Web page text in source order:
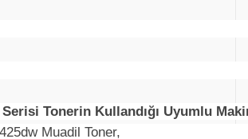
Tonerin Kullandığı Uyumlu
Muadil Toner,